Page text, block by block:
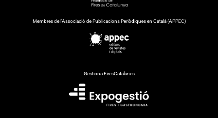
Membres de l’Associació de Publicacions Periòdiques en Català (APPEC)
Gestiona FiresCatalanes